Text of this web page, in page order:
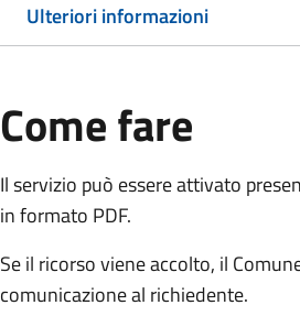
Ulteriori informazioni
Come fare
Il servizio può essere attivato
in formato PDF.
Se il ricorso viene accolto, il
comunicazione al richiedente.